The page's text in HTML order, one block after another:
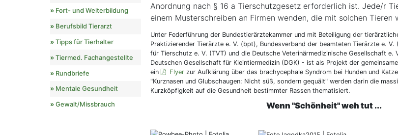
Fort- und Weiterbildung
Berufsbild Tierarzt
Tipps für Tierhalter
Tiermed. Fachangestellte
Rundbriefe
Mentale Gesundheit
Gewalt/Missbrauch
Anordnung nach § 16 a Tierschutzgesetz erforderlich ist. Jede/r
einem Musterschreiben an Firmen wenden, die mit solchen Tieren
Unter Federführung der Bundestierärztekammer und mit Beteiligung der
Praktizierender Tierärzte e. V. (bpt), Bundesverband der beamteten Tierärzte e. V.
für Tierschutz e. V. (TVT) und die Deutsche Veterinärmedizinische Gesellschaft e.
Deutschen Gesellschaft für Kleintiermedizin (DGK) - ist als Projekt der
ein
Flyer zur Aufklärung über das brachycephale Syndrom bei Hunden und
"Kurznasen und Glubschaugen: Nicht süß, sondern gequält" werden darin die
Kurzköpfigkeit auf die Gesundheit bestimmter Rassen thematisiert.
Wenn "Schönheit" weh tut ...